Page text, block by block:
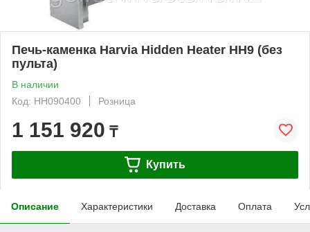
Печь-каменка Harvia Hidden Heater HH9 (без
пульта)
В наличии
Код: HH090400
Розница
1 151 920 ₸
Купить
Описание Характеристики Доставка Оплата